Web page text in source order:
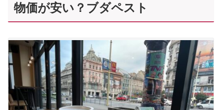
物価が安い？ブダペスト